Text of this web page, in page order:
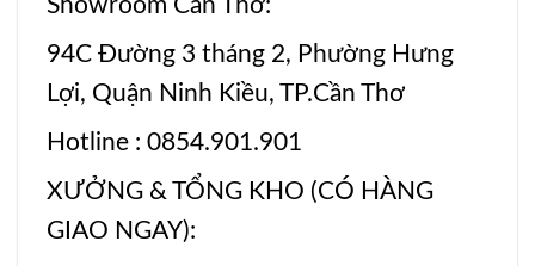
Showroom Cần Thơ:
94C Đường 3 tháng 2, Phường Hưng
Lợi, Quận Ninh Kiều, TP.Cần Thơ
Hotline : 0854.901.901
XƯỞNG & TỔNG KHO (CÓ HÀNG
GIAO NGAY):